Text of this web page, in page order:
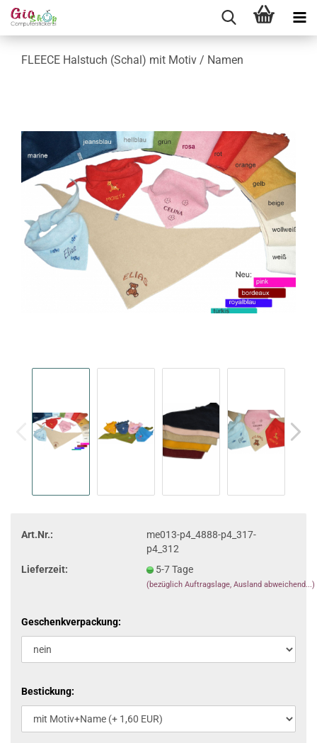
FLEECE Halstuch (Schal) mit Motiv / Namen
Art.Nr.:
me013-p4_4888-p4_317-
p4_312
Lieferzeit:
5-7 Tage
(bezüglich Auftragslage, Ausland abweichend...)
Geschenkverpackung:
Bestickung: